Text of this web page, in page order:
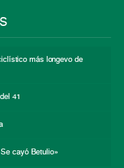
más longevo de
41
cayó Betulio»